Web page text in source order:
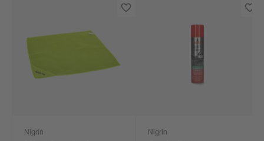
Nigrin Nigrin